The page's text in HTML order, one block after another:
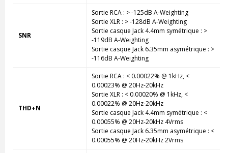
SNR
Sortie RCA : > -125dB A-Weighting
Sortie XLR : > -128dB A-Weighting
Sortie casque Jack 4.4mm symétrique : >
-119dB A-Weighting
Sortie casque Jack 6.35mm asymétrique : >
-116dB A-Weighting
THD+N
Sortie RCA : < 0.00022% @ 1kHz, <
0.00023% @ 20Hz-20kHz
Sortie XLR : < 0.00020% @ 1kHz, <
0.00022% @ 20Hz-20kHz
Sortie casque Jack 4.4mm symétrique : <
0.00055% @ 20Hz-20kHz 4Vrms
Sortie casque Jack 6.35mm asymétrique : <
0.00055% @ 20Hz-20kHz 2Vrms